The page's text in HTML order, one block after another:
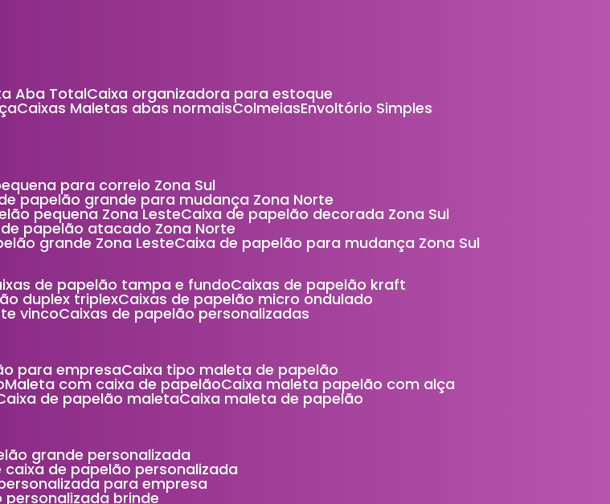
Aba Total Caixa organizadora para estoque
Caixas Maletas abas normais Colmeias Envoltório Simples
para correio Zona Sul
de papelão grande para mudança Zona Norte
pequena Zona Leste Caixa de papelão decorada Zona Sul
de papelão atacado Zona Norte
grande Zona Leste
Caixa de papelão para mudança Zona Sul
de papelão tampa e fundo Caixas de papelão kraft
duplex triplex Caixas de papelão micro ondulado
vinco Caixas de papelão personalizadas
para empresa Caixa tipo maleta de papelão
Maleta com caixa de papelão Caixa maleta papelão com alça
Caixa de papelão maleta Caixa maleta de papelão
grande personalizada
caixa de papelão personalizada
para empresa
personalizada brinde